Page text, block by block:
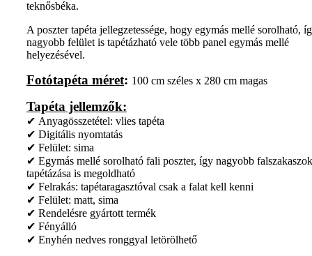
teknősbéka.
A poszter tapéta jellegzetessége, hogy egymás mellé sorolható,
nagyobb felület is tapétázható vele több panel egymás mellé
helyezésével.
Fotótapéta méret: 100 cm széles x 280 cm magas
Tapéta jellemzők:
✔ Anyagösszetétel: vlies tapéta
✔ Digitális nyomtatás
✔ Felület: sima
✔ Egymás mellé sorolható fali poszter, így nagyobb falszakaszok
tapétázása is megoldható
✔ Felrakás: tapétaragasztóval csak a falat kell kenni
✔ Felület: matt, sima
✔ Rendelésre gyártott termék
✔ Fényálló
✔ Enyhén nedves ronggyal letörölhető